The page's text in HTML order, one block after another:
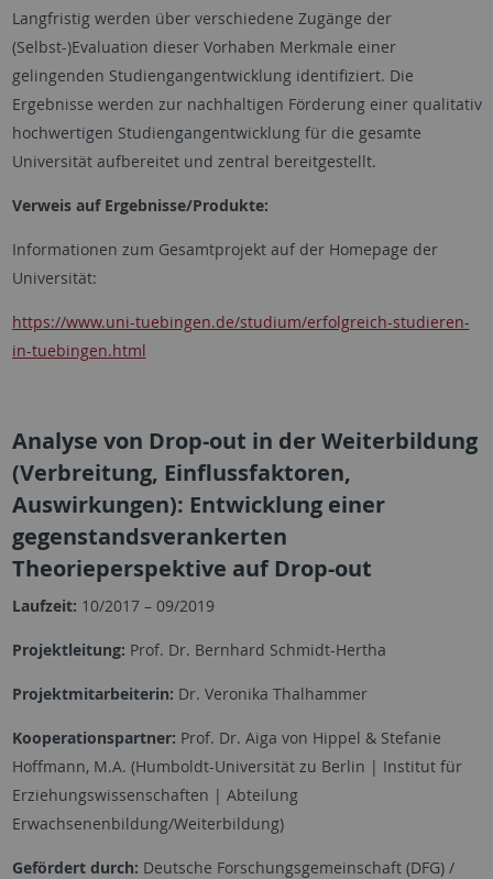
Langfristig werden über verschiedene Zugänge der
(Selbst-)Evaluation dieser Vorhaben Merkmale einer
gelingenden Studiengangentwicklung identifiziert. Die
Ergebnisse werden zur nachhaltigen Förderung einer qualitativ
hochwertigen Studiengangentwicklung für die gesamte
Universität aufbereitet und zentral bereitgestellt.
Verweis auf Ergebnisse/Produkte:
Informationen zum Gesamtprojekt auf der Homepage der
Universität:
https://www.uni-tuebingen.de/studium/erfolgreich-studieren-
in-tuebingen.html
Analyse von Drop-out in der Weiterbildung
(Verbreitung, Einflussfaktoren,
Auswirkungen): Entwicklung einer
gegenstandsverankerten
Theorieperspektive auf Drop-out
Laufzeit: 10/2017 – 09/2019
Projektleitung: Prof. Dr. Bernhard Schmidt-Hertha
Projektmitarbeiterin: Dr. Veronika Thalhammer
Kooperationspartner: Prof. Dr. Aiga von Hippel & Stefanie
Hoffmann, M.A. (Humboldt-Universität zu Berlin | Institut für
Erziehungswissenschaften | Abteilung
Erwachsenenbildung/Weiterbildung)
Gefördert durch: Deutsche Forschungsgemeinschaft (DFG) /